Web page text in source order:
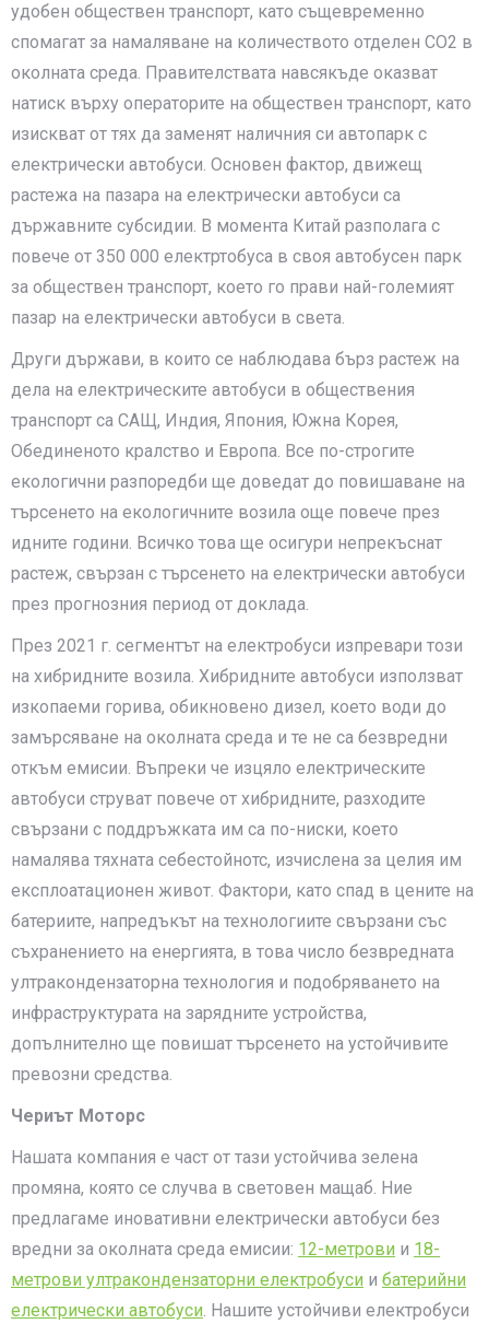
удобен обществен транспорт, като същевременно
спомагат за намаляване на количеството отделен CO2 в
околната среда. Правителствата навсякъде оказват
натиск върху операторите на обществен транспорт, като
изискват от тях да заменят наличния си автопарк с
електрически автобуси. Основен фактор, движещ
растежа на пазара на електрически автобуси са
държавните субсидии. В момента Китай разполага с
повече от 350 000 електртобуса в своя автобусен парк
за обществен транспорт, което го прави най-големият
пазар на електрически автобуси в света.
Други държави, в които се наблюдава бърз растеж на
дела на електрическите автобуси в обществения
транспорт са САЩ, Индия, Япония, Южна Корея,
Обединеното кралство и Европа. Все по-строгите
екологични разпоредби ще доведат до повишаване на
търсенето на екологичните возила още повече през
идните години. Всичко това ще осигури непрекъснат
растеж, свързан с търсенето на електрически автобуси
през прогнозния период от доклада.
През 2021 г. сегментът на електробуси изпревари този
на хибридните возила. Хибридните автобуси използват
изкопаеми горива, обикновено дизел, което води до
замърсяване на околната среда и те не са безвредни
откъм емисии. Въпреки че изцяло електрическите
автобуси струват повече от хибридните, разходите
свързани с поддръжката им са по-ниски, което
намалява тяхната себестойнотс, изчислена за целия им
експлоатационен живот. Фактори, като спад в цените на
батериите, напредъкът на технологиите свързани със
съхранението на енергията, в това число безвредната
ултракондензаторна технология и подобряването на
инфраструктурата на зарядните устройства,
допълнително ще повишат търсенето на устойчивите
превозни средства.
Чериът Моторс
Нашата компания е част от тази устойчива зелена
промяна, която се случва в световен мащаб. Ние
предлагаме иновативни електрически автобуси без
вредни за околната среда емисии: 12-метрови и 18-
метрови ултракондензаторни електробуси и батерийни
електрически автобуси. Нашите устойчиви електробуси